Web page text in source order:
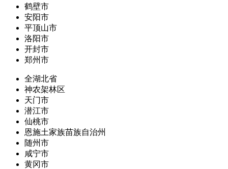
鹤壁市
安阳市
平顶山市
洛阳市
开封市
郑州市
全湖北省
神农架林区
天门市
潜江市
仙桃市
恩施土家族苗族自治州
随州市
咸宁市
黄冈市